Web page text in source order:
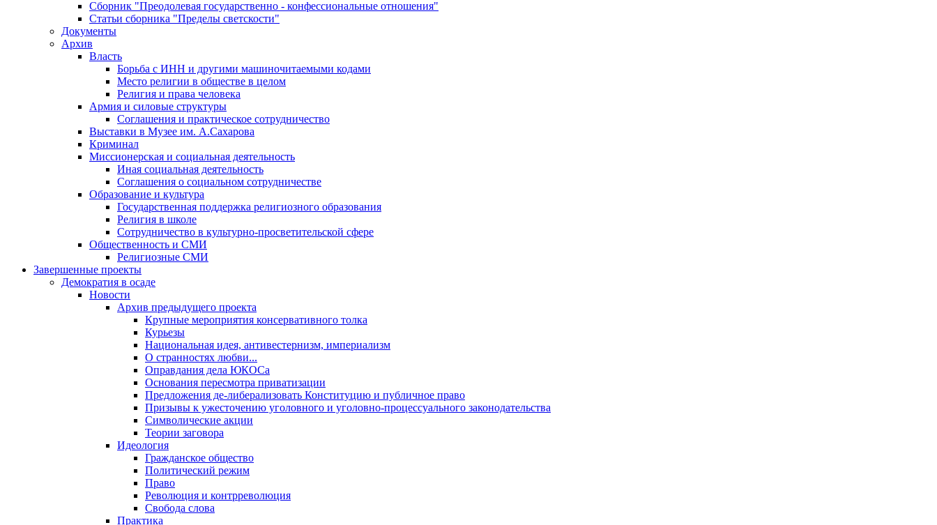
Сборник "Преодолевая государственно - конфессиональные отношения"
Статьи сборника "Пределы светскости"
Документы
Архив
Власть
Борьба с ИНН и другими машиночитаемыми кодами
Место религии в обществе в целом
Религия и права человека
Армия и силовые структуры
Соглашения и практическое сотрудничество
Выставки в Музее им. А.Сахарова
Криминал
Миссионерская и социальная деятельность
Иная социальная деятельность
Соглашения о социальном сотрудничестве
Образование и культура
Государственная поддержка религиозного образования
Религия в школе
Сотрудничество в культурно-просветительской сфере
Общественность и СМИ
Религиозные СМИ
Завершенные проекты
Демократия в осаде
Новости
Архив предыдущего проекта
Крупные мероприятия консервативного толка
Курьезы
Национальная идея, антивестернизм, империализм
О странностях любви...
Оправдания дела ЮКОСа
Основания пересмотра приватизации
Предложения де-либерализовать Конституцию и публичное право
Призывы к ужесточению уголовного и уголовно-процессуального законодательства
Символические акции
Теории заговора
Идеология
Гражданское общество
Политический режим
Право
Революция и контрреволюция
Свобода слова
Практика